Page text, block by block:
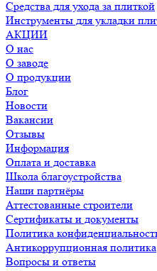
Средства для ухода за плиткой
Инструменты для укладки
АКЦИИ
О нас
О заводе
О продукции
Блог
Новости
Вакансии
Отзывы
Информация
Оплата и доставка
Школа благоустройства
Наши партнёры
Аттестованные строители
Сертификаты и документы
Политика
Антикоррупционная политика
Вопросы и ответы